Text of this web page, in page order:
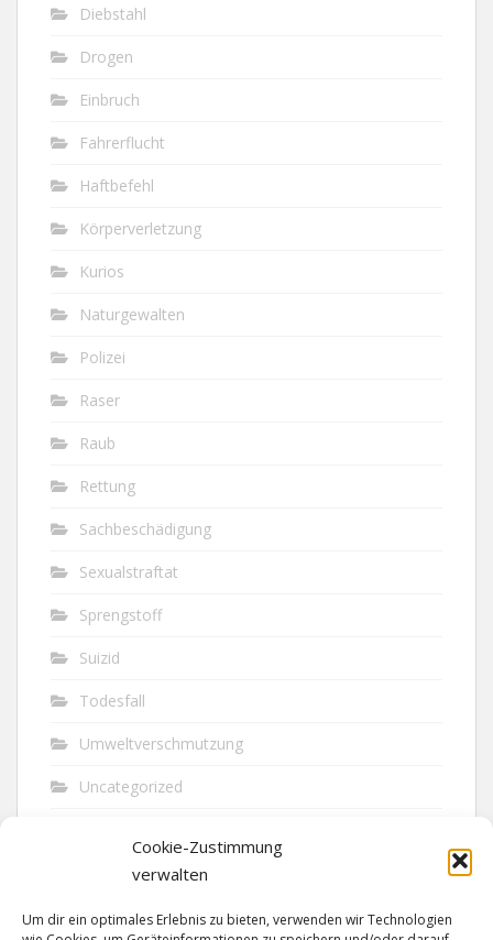
Cookie-Zustimmung
verwalten
Um dir ein optimales Erlebnis zu bieten, verwenden wir Technologien
Diebstahl
Drogen
Einbruch
Fahrerflucht
Haftbefehl
Körperverletzung
Kurios
Naturgewalten
Polizei
Raser
Raub
Rettung
Sachbeschädigung
Sexualstraftat
Sprengstoff
Suizid
Todesfall
Umweltverschmutzung
Uncategorized
Vandalismus
Verkehr